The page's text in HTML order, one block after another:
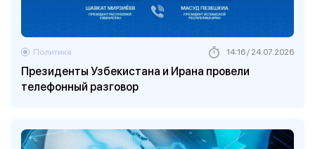
Президенты Узбекистана и Ирана провели
телефонный разговор
Политика 14:16 / 24.07.2026